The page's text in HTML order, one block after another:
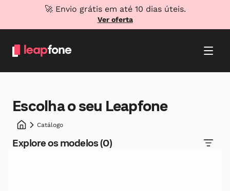
🚀 Envio grátis em até 10 dias úteis.
Ver oferta
Escolha o seu Leapfone
Catálogo
Explore os modelos (0)